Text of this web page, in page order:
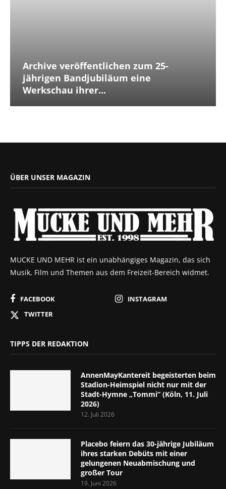
Archive veröffentlichen zum 25-
jährigen Bandjubiläum eine
Werkschau ihrer...
ÜBER UNSER MAGAZIN
MUCKE UND MEHR ist ein unabhängiges Magazin, das sich
Musik, Film und Themen aus dem Freizeit-Bereich widmet.
FACEBOOK
INSTAGRAM
TWITTER
TIPPS DER REDAKTION
AnnenMayKantereit begeisterten beim
Stadion-Heimspiel nicht nur mit der
Stadt-Hymne „Tommi“ (Köln, 11. Juli
2026)
12. Juli 2026
Placebo feiern das 30-jährige Jubiläum
ihres starken Debüts mit einer
gelungenen Neuabmischung und
großer Tour
19. Juni 2026